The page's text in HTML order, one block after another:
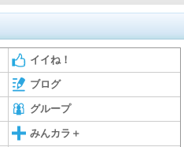
イイね！
ブログ
グループ
みんカラ＋